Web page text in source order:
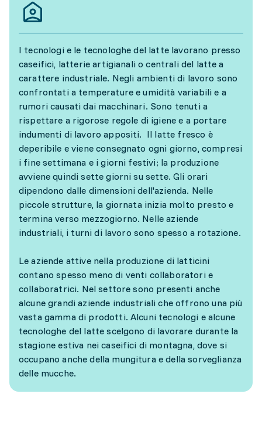
I tecnologi e le tecnologhe del latte lavorano presso
caseifici, latterie artigianali o centrali del latte a
carattere industriale. Negli ambienti di lavoro sono
confrontati a temperature e umidità variabili e a
rumori causati dai macchinari. Sono tenuti a
rispettare a rigorose regole di igiene e a portare
indumenti di lavoro appositi. Il latte fresco è
deperibile e viene consegnato ogni giorno, compresi
i fine settimana e i giorni festivi; la produzione
avviene quindi sette giorni su sette. Gli orari
dipendono dalle dimensioni dell'azienda. Nelle
piccole strutture, la giornata inizia molto presto e
termina verso mezzogiorno. Nelle aziende
industriali, i turni di lavoro sono spesso a rotazione.
Le aziende attive nella produzione di latticini
contano spesso meno di venti collaboratori e
collaboratrici. Nel settore sono presenti anche
alcune grandi aziende industriali che offrono una più
vasta gamma di prodotti. Alcuni tecnologi e alcune
tecnologhe del latte scelgono di lavorare durante la
stagione estiva nei caseifici di montagna, dove si
occupano anche della mungitura e della sorveglianza
delle mucche.